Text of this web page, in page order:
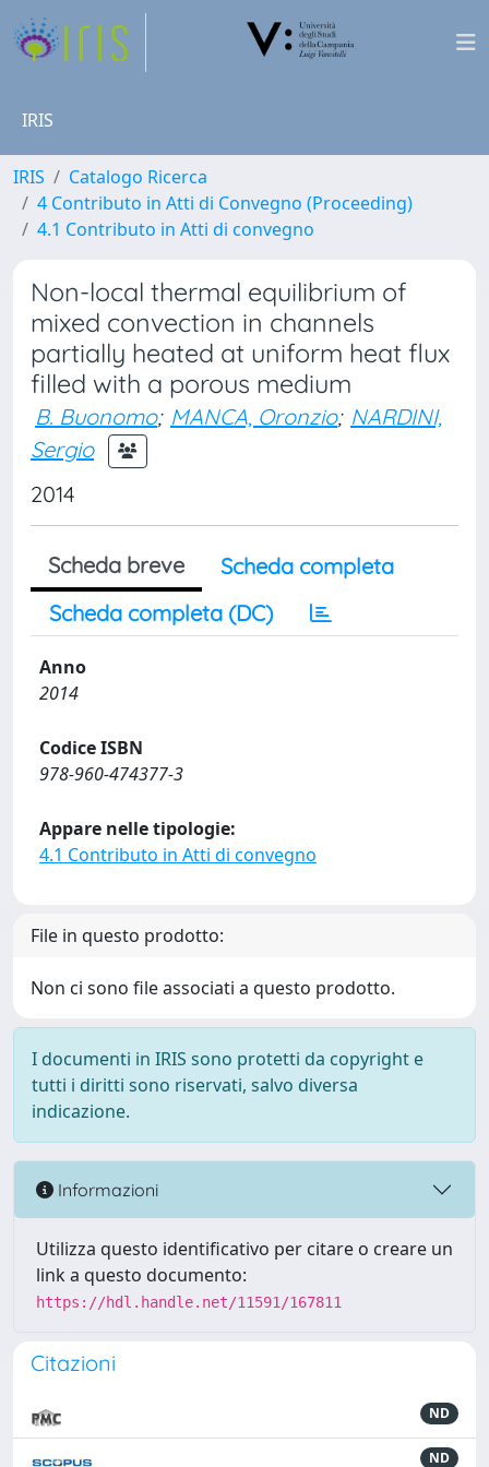
IRIS
IRIS
Catalogo Ricerca
4 Contributo in Atti di Convegno (Proceeding)
4.1 Contributo in Atti di convegno
Non-local thermal equilibrium of
mixed convection in channels
partially heated at uniform heat flux
filled with a porous medium
B. Buonomo; MANCA, Oronzio; NARDINI,
Sergio
2014
Scheda breve
Scheda completa
Scheda completa (DC)
Anno
2014
Codice ISBN
978-960-474377-3
Appare nelle tipologie:
4.1 Contributo in Atti di convegno
File in questo prodotto:
Non ci sono file associati a questo prodotto.
I documenti in IRIS sono protetti da copyright e
tutti i diritti sono riservati, salvo diversa
indicazione.
Informazioni
Utilizza questo identificativo per citare o creare un
link a questo documento:
https://hdl.handle.net/11591/167811
Citazioni
ND
ND